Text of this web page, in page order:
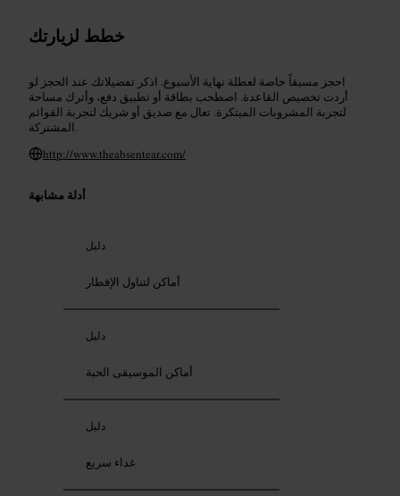
خطط لزيارتك
احجز مسبقاً خاصة لعطلة نهاية الأسبوع. اذكر تفضيلاتك عند الحجز لو
أردت تخصيص القاعدة. اصطحب بطاقة أو تطبيق دفع، وأترك مساحة
لتجربة المشروبات المبتكرة. تعال مع صديق أو شريك لتجربة القوائم
المشتركة.
http://www.theabsentear.com/
أدلة مشابهة
دليل
أماكن لتناول الإفطار
دليل
أماكن الموسيقى الحية
دليل
غداء سريع